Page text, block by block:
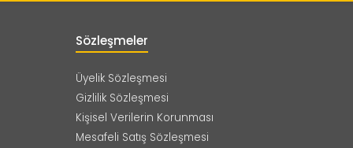
Sözleşmeler
Üyelik Sözleşmesi
Gizlilik Sözleşmesi
Kişisel Verilerin Korunması
Mesafeli Satış Sözleşmesi